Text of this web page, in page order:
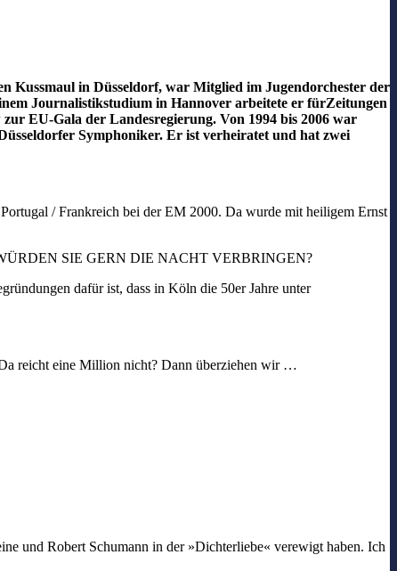
Kussmaul in Düsseldorf, war Mitglied im Jugendorchester der
Journalistikstudium in Hannover arbeitete er fürZeitungen
zur EU-Gala der Landesregierung. Von 1994 bis 2006 war
Symphoniker. Er ist verheiratet und hat zwei
/ Frankreich bei der EM 2000. Da wurde mit heiligem Ernst
SIE GERN DIE NACHT VERBRINGEN?
dafür ist, dass in Köln die 50er Jahre unter
reicht eine Million nicht? Dann überziehen wir …
und Robert Schumann in der »Dichterliebe« verewigt haben. Ich